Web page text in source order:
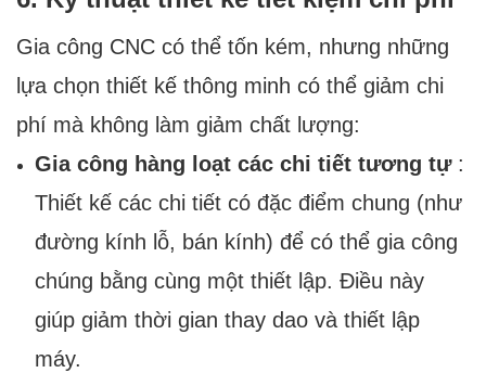
Gia công CNC có thể tốn kém, nhưng những
lựa chọn thiết kế thông minh có thể giảm chi
phí mà không làm giảm chất lượng:
Gia công hàng loạt các chi tiết tương tự :
Thiết kế các chi tiết có đặc điểm chung (như
đường kính lỗ, bán kính) để có thể gia công
chúng bằng cùng một thiết lập. Điều này
giúp giảm thời gian thay dao và thiết lập
máy.